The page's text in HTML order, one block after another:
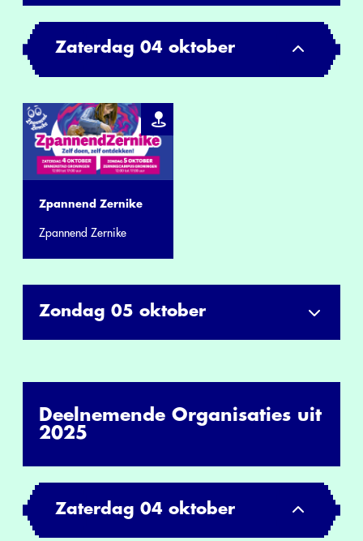
Zaterdag 04 oktober
Zpannend Zernike
Zpannend Zernike
Zondag 05 oktober
Deelnemende Organisaties uit
2025
Zaterdag 04 oktober